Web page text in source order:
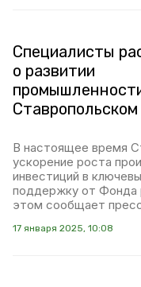
Специалисты
о развитии
Ставропольском
В настоящее время
ускорение роста
инвестиций в
поддержку от Фонда
этом сообщает
17 января 2025, 10:08